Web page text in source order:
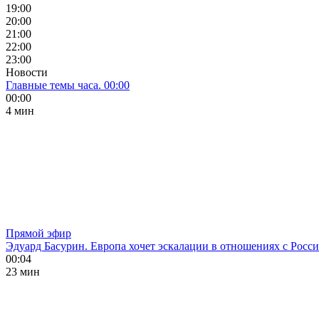
19:00
20:00
21:00
22:00
23:00
Новости
Главные темы часа. 00:00
00:00
4 мин
Прямой эфир
Эдуард Басурин. Европа хочет эскалации в отношениях с
00:04
23 мин